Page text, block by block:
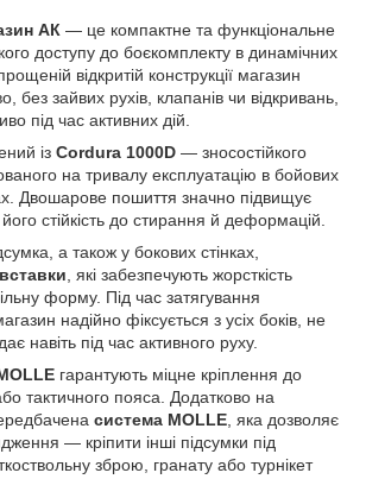
АК — це компактне та функціональне
доступу до боєкомплекту в динамічних
відкритій конструкції магазин
без зайвих рухів, клапанів чи відкривань,
під час активних дій.
із Cordura 1000D — зносостійкого
на тривалу експлуатацію в бойових
Двошарове пошиття значно підвищує
стійкість до стирання й деформацій.
а також у бокових стінках,
, які забезпечують жорсткість
форму. Під час затягування
надійно фіксується з усіх боків, не
навіть під час активного руху.
гарантують міцне кріплення до
тактичного пояса. Додатково на
система MOLLE , яка дозволяє
— кріпити інші підсумки під
зброю, гранату або турнікет